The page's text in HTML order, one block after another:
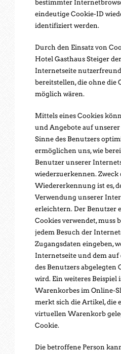
bestimmter
eindeutige Cookie-ID
identifiziert werden.
Durch den Einsatz von
Hotel Gasthaus Steiger
Internetseite
bereitstellen, die ohne die
möglich wären.
Mittels eines Cookies
und Angebote auf
Sinne des Benutzers
ermöglichen uns, wie
Benutzer unserer
wiederzuerkennen. Zweck
Wiedererkennung ist es,
Verwendung unserer
erleichtern. Der Benutzer
Cookies verwendet, muss
jedem Besuch der
Zugangsdaten eingeben,
Internetseite und dem auf
des Benutzers abgelegten
wird. Ein weiteres Beispiel
Warenkorbes im Online-
merkt sich die Artikel, die
virtuellen Warenkorb
Cookie.
Die betroffene Person